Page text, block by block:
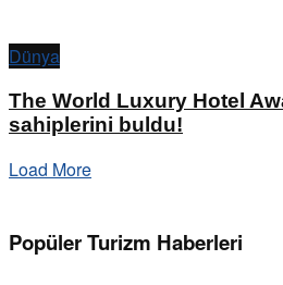
Dünya
The World Luxury Hotel
sahiplerini buldu!
Load More
Popüler Turizm Haberleri